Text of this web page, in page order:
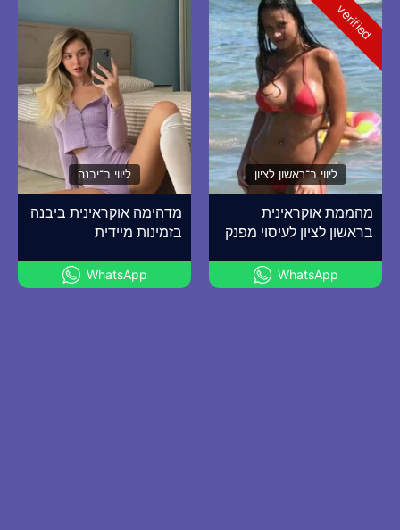
verified
ליווי ב־ראשון לציון
מהממת אוקראינית
בראשון לציון לעיסוי מפנק
WhatsApp
ליווי ב־יבנה
מדהימה אוקראינית ביבנה
בזמינות מיידית
WhatsApp